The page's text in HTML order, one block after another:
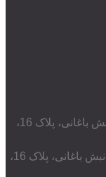
مدیریت: تهران، قلهک، خیابان کدویی، نبش باغانی، پلاک 16،
دفتر فنی: تهران، قلهک، خیابان کدویی، نبش باغانی، پلاک 16،